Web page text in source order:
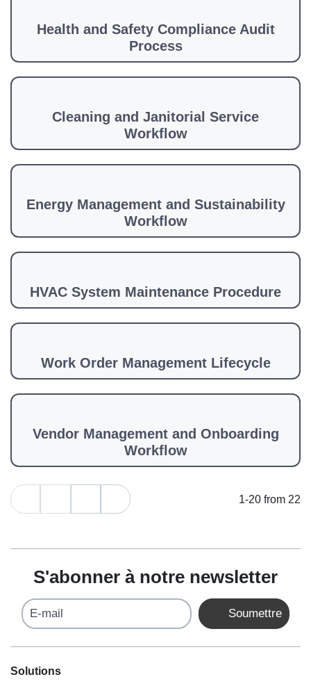
Health and Safety Compliance Audit
Process
Cleaning and Janitorial Service
Workflow
Energy Management and Sustainability
Workflow
HVAC System Maintenance Procedure
Work Order Management Lifecycle
Vendor Management and Onboarding
Workflow
1-20 from 22
S'abonner à notre newsletter
E-mail Soumettre
Solutions